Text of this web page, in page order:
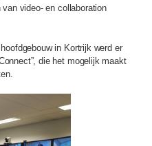
video- en collaboration
in Kortrijk werd er
die het mogelijk maakt